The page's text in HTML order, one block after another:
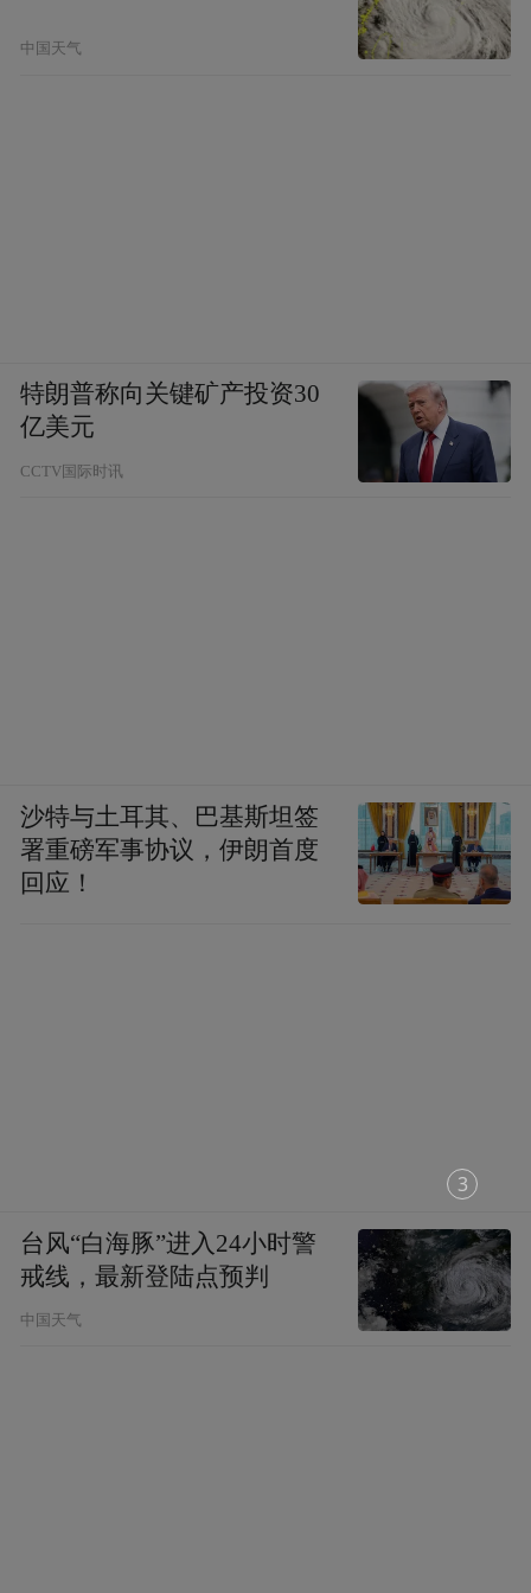
1
中国天气
特朗普称向关键矿产投资30
亿美元
CCTV国际时讯
沙特与土耳其、巴基斯坦签
署重磅军事协议，伊朗首度
回应！
台风“白海豚”进入24小时警
戒线，最新登陆点预判
中国天气